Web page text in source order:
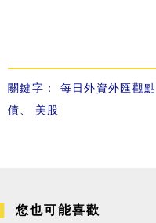
關鍵字： 每日外資外匯觀點
債
美股
您也可能喜歡